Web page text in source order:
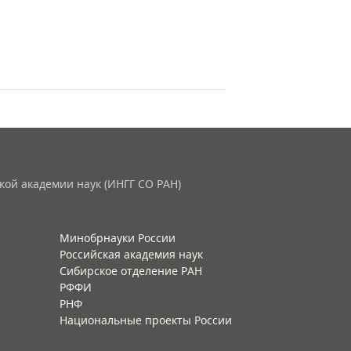
академии наук (ИНГГ СО РАН)
Минобрнауки России
Российская академия наук
Сибирское отделение РАН
РФФИ
РНФ
Национальные проекты России